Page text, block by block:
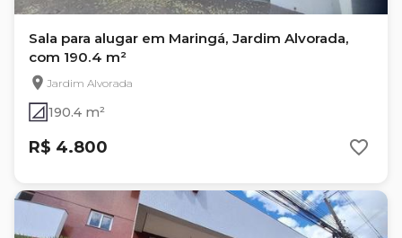
Sala para alugar em Maringá, Jardim Alvorada,
com 190.4 m²
Jardim Alvorada
190.4 m²
R$ 4.800